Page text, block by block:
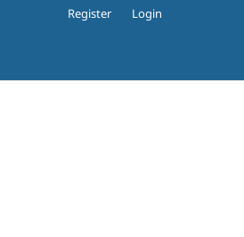
Register Login